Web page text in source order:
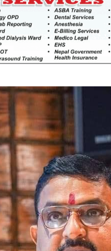
कर्णाली प्रदेश
सुदूरपश्चिम प्रदेश
लाग्दा खुल्यो वन
ऋण लिने बाटो
राजर्षिजनक
बनाउन
आनाकानी